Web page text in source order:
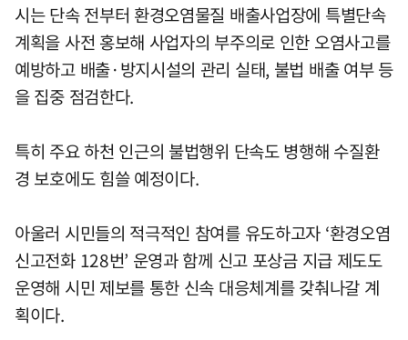
시는 단속 전부터 환경오염물질 배출사업장에 특별단속
계획을 사전 홍보해 사업자의 부주의로 인한 오염사고를
예방하고 배출·방지시설의 관리 실태, 불법 배출 여부 등
을 집중 점검한다.
특히 주요 하천 인근의 불법행위 단속도 병행해 수질환
경 보호에도 힘쓸 예정이다.
아울러 시민들의 적극적인 참여를 유도하고자 ‘환경오염
신고전화 128번’ 운영과 함께 신고 포상금 지급 제도도
운영해 시민 제보를 통한 신속 대응체계를 갖춰나갈 계
획이다.